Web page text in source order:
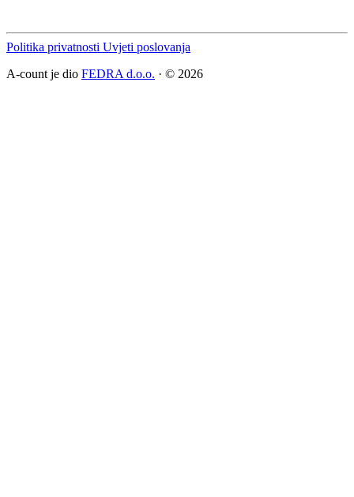
Politika privatnosti Uvjeti poslovanja
A-count je dio FEDRA d.o.o. · © 2026